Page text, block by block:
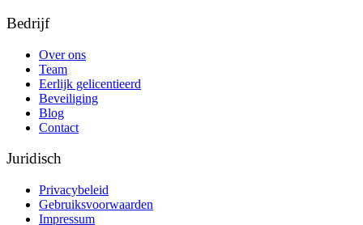
Bedrijf
Over ons
Team
Eerlijk gelicentieerd
Beveiliging
Blog
Contact
Juridisch
Privacybeleid
Gebruiksvoorwaarden
Impressum